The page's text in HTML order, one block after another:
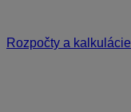
Rozpočty a kalkulácie